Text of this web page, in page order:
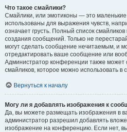
Что такое смайлики?
Смайлики, или эмотиконы — это маленькие
использованы для выражения чувств,
означает грусть. Полный список
создания сообщений. Только не
могут сделать сообщение нечитаемым, и
отредактировать ваше сообщение или
Администратор конференции также может
смайликов, которое можно использовать в
Вернуться к началу
Могу ли я добавлять изображения к
Да, вы можете размещать изображения в
администратор разрешил добавлять
изображение на конференцию. Если нет,